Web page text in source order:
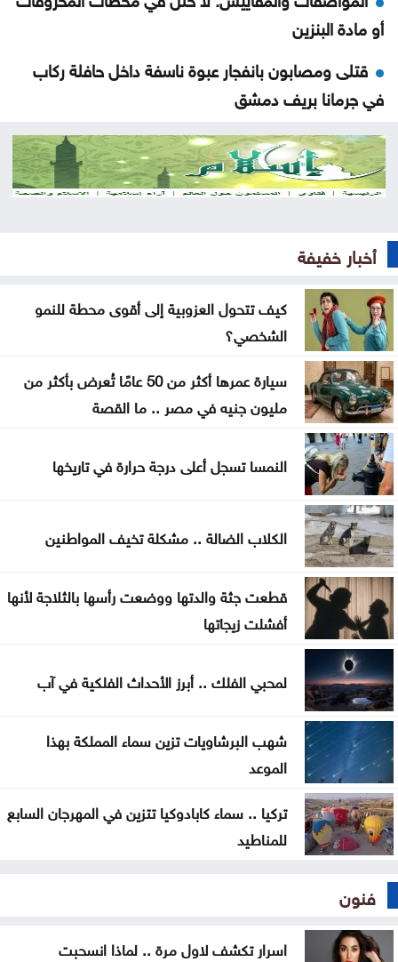
أو مادة البنزين
قتلى ومصابون بانفجار عبوة ناسفة داخل حافلة ركاب
في جرمانا بريف دمشق
العراق يستلم 500 مليون دولار من البنك المركزي
الأميركي
غزة
بلال احمد المحاسنه مبارك المسمى الجديد
الأشغال تبدأ السبت أعمال صيانة طريق معان – البادية
تخفيض عدد أعضاء مجلس التعليم العالي ومجالس
الأمناء
توافق مبدئي على آلية تعيين المدير التنفيذي للبلديات
اليرموك تطلق اسم اليوبيل الذهبي على خريجي الفوج
47 من طلبتها
تعيين سفيرين جديدين لبيلاروس والبيرو غير مقيمين
جمعية أطباء القلب الأردنية تنظم ندوة علمية
أخبار خفيفة
كيف تتحول العزوبية إلى أقوى محطة للنمو
الشخصي؟
سيارة عمرها أكثر من 50 عامًا تُعرض بأكثر من
مليون جنيه في مصر .. ما القصة
النمسا تسجل أعلى درجة حرارة في تاريخها
الكلاب الضالة .. مشكلة تخيف المواطنين
قطعت جثة والدتها ووضعت رأسها بالثلاجة لأنها
أفشلت زيجاتها
لمحبي الفلك .. أبرز الأحداث الفلكية في آب
شهب البرشاويات تزين سماء المملكة بهذا
الموعد
تركيا .. سماء كابادوكيا تتزين في المهرجان السابع
للمناطيد
فنون
اسرار تكشف لاول مرة .. لماذا انسحبت